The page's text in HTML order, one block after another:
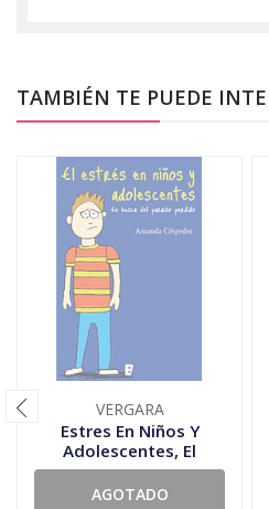
TAMBIÉN TE PUEDE
VERGARA
Estres En Niños Y
Adolescentes, El
AGOTADO